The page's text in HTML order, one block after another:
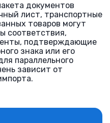
документов
лист, транспортные
товаров могут
соответствия,
подтверждающие
знака или его
параллельного
зависит от